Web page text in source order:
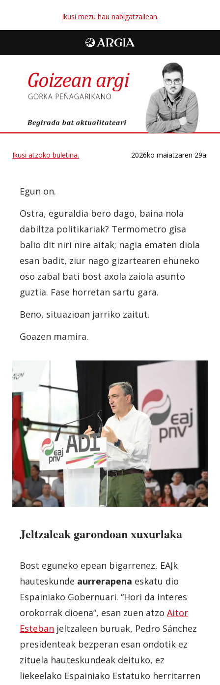
Ikusi mezu hau nabigatzailean.
Ikusi atzoko buletina. 2026ko maiatzaren 29a.
Egun on.
Ostra, eguraldia bero dago, baina nola
dabiltza politikariak? Termometro gisa
balio dit niri nire aitak; nagia ematen diola
esan badit, ziur nago gizartearen ehuneko
oso zabal bati bost axola zaiola asunto
guztia. Fase horretan sartu gara.
Beno, situazioan jarriko zaitut.
Goazen mamira.
Jeltzaleak garondoan xuxurlaka
Bost eguneko epean bigarrenez, EAJk
hauteskunde aurrerapena eskatu dio
Espainiako Gobernuari. “Hori da interes
orokorrak dioena”, esan zuen atzo Aitor
Esteban jeltzaleen buruak, Pedro Sánchez
presidenteak bezperan esan ondotik ez
zituela hauteskundeak deituko, ez
liekeelako Espainiako Estatuko herritarren